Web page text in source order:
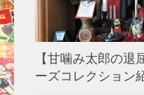
【甘噛み太郎の退
ーズコレクション